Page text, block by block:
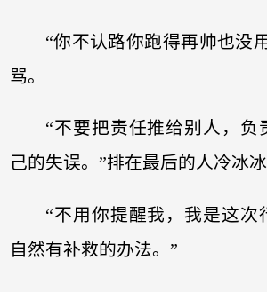
“你不认路你跑得再帅也没
骂。
“不要把责任推给别人，负
己的失误。”排在最后的人冷冰冰
“不用你提醒我，我是这次
自然有补救的办法。”